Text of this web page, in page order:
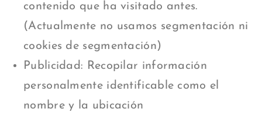
contenido que ha visitado antes.
(Actualmente no usamos segmentación ni
cookies de segmentación)
Publicidad: Recopilar información
personalmente identificable como el
nombre y la ubicación